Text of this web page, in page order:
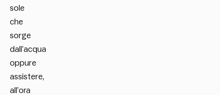
sole
che
sorge
dall’acqua
oppure
assistere,
all’ora